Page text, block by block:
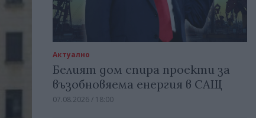
Актуално
Белият дом спира проекти за
възобновяема енергия в САЩ
07.08.2026 / 18:00